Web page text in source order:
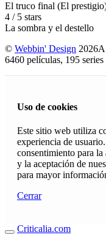
El truco final (El
4 / 5 stars
La sombra y el destello
© Webbin' Design 2026
6460 películas, 195
Uso de cookies
Este sitio web utiliza
experiencia de
consentimiento para la
y la aceptación de
para mayor
Cerrar
Criticalia.com